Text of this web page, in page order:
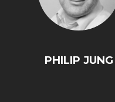
PHILIP JUNG